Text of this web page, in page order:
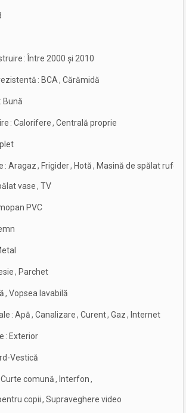
: Între 2000 și 2010
: BCA, Cărămidă
: Bună
: Calorifere, Centrală proprie
: Aragaz, Frigider, Hotă, Masină de spălat rufe
vase, TV
PVC
, Parchet
, Vopsea lavabilă
: Apă, Canalizare, Curent, Gaz, Internet
: Exterior
Vestică
Curte comună, Interfon,
copii, Supraveghere video